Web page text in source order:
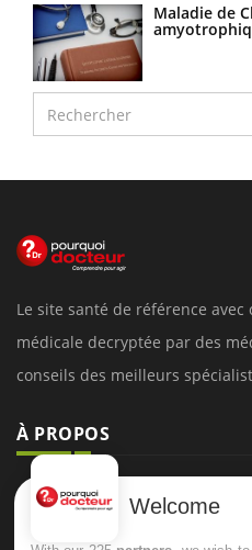
Maladie de
Le site santé de référence
médicale decryptée par des
conseils des meilleurs
À PROPOS
Données personnelles et
Welcome